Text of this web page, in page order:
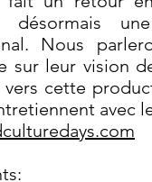
désormais
Nous
sur leur vision
cette
avec